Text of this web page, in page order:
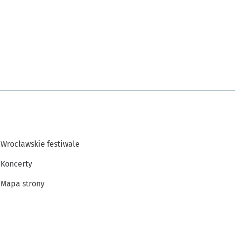
Wrocławskie festiwale
Koncerty
Mapa strony